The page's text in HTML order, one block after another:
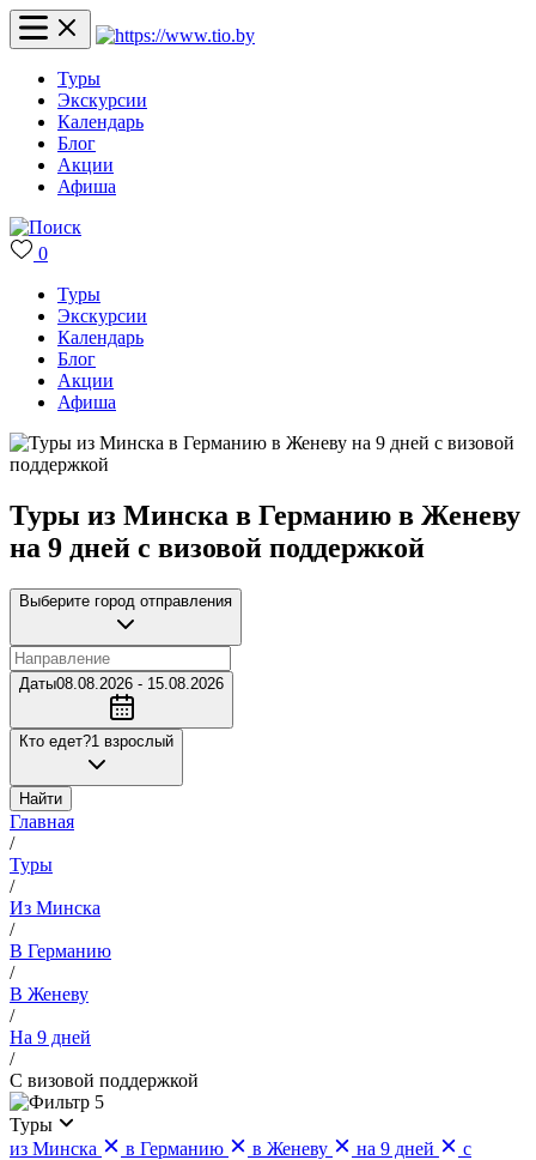
Туры
Экскурсии
Календарь
Блог
Акции
Афиша
0
Туры
Экскурсии
Календарь
Блог
Акции
Афиша
Туры из Минска в Германию в Женеву
на 9 дней с визовой поддержкой
Выберите город отправления
Даты08.08.2026 - 15.08.2026
Кто едет?1 взрослый
Найти
Главная
/
Туры
/
Из Минска
/
В Германию
/
В Женеву
/
На 9 дней
/
С визовой поддержкой
5
Туры
из Минска
в Германию в Женеву на 9 дней
с